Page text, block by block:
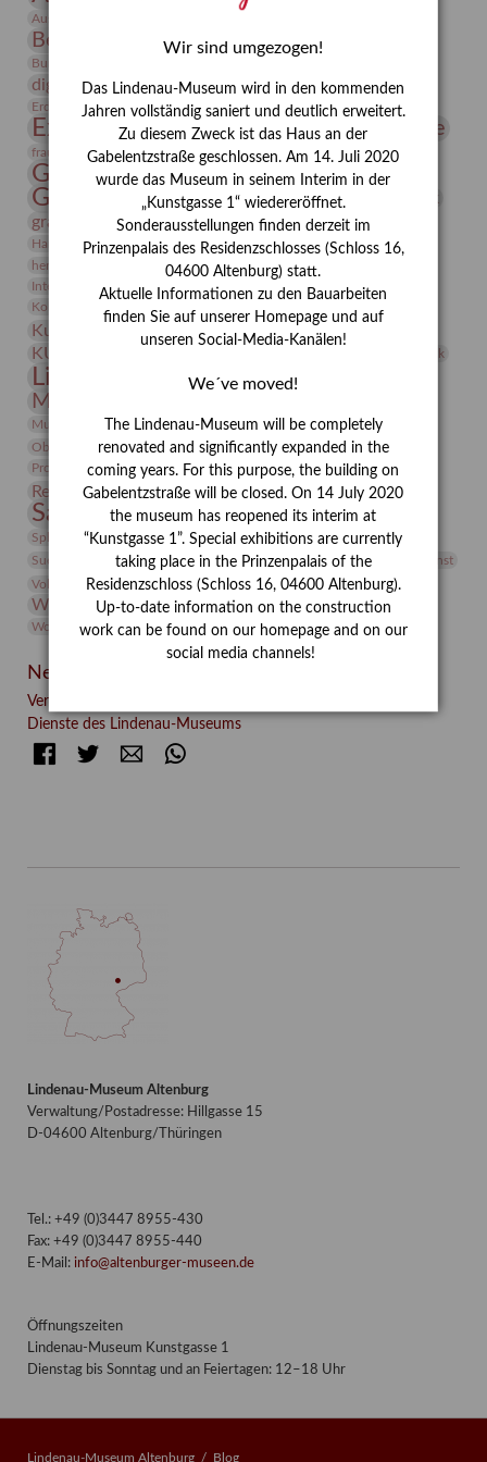
Ausstellung „Vier Winde“
Bernhard August von Lindenau
Burg Posterstein
digitallabor Entartete Kunst
Enteignung
Erdmann Julius Dietrich
Erlebnisportal estrusker Exlibris
Expressionismus Festrede Florenz Fotografie
frauen Frauen in der Antike und heute
Gerhard-Altenbourg-Preis
Gerhard Altenbourg
Gerhard Kurt Müller
grafische sammlung griechische Mythologie
Hanns-Conon von der Gabelentz Heinrich Kirchhoff Heldinnen
herman de vries Humboldt
Insekten
Integriertes Schädlingsmanagement
Jahresempfang
Kolosseum
Kunst
Kunstmuseum Kunstvermittlung Kunst von Kühl
KUNSTWAND Künstler Lehmbruck
Lindenau-Museum Marstall
Museumsgeschichte
Museumspädagogik Mäzen Napoleon Natur
Neue Remise
Objekt im Fokus
Paul Klee Peter Schnürpel Phelloplastik
Pohlhof
Provenienz
Provenienzforschung
Restaurierung Restitution Rudi Lesser Ruth Wolf-Rehfeld
Sammlung Samstagszeichner Skulptur
Sonderausstellung
Sphinx
studio Studio Bildende Kunst
studioDIGITAL
Suermondt-Ludwig-Museum
Vermittlung Video
Videokunst
Volontariat
Walter Rheiner Weihnachten Werefkin
Werkbetrachtung Winter Wissenschaft
Wolf and Dog
Wolf und Hund
Zirkuswoche
Neueste Beiträge
Verschenkt, verkauft, vergessen? – Kunstdetektivinnen im
Dienste des Lindenau-Museums
FacebookTwitter E-mail
Lindenau-Museum Altenburg
Verwaltung/Postadresse: Hillgasse 15
D-04600 Altenburg/Thüringen
Tel.: +49 (0)3447 8955-430
Fax: +49 (0)3447 8955-440
E-Mail: info@altenburger-museen.de
Öffnungszeiten
Lindenau-Museum Kunstgasse 1
Dienstag bis Sonntag und an Feiertagen: 12–18 Uhr
Lindenau-Museum Altenburg Blog
Wir sind umgezogen!
Das Lindenau-Museum wird in den kommenden
Jahren vollständig saniert und deutlich erweitert.
Zu diesem Zweck ist das Haus an der
Gabelentzstraße geschlossen. Am 14. Juli 2020
wurde das Museum in seinem Interim in der
„Kunstgasse 1“ wiedereröffnet.
Sonderausstellungen finden derzeit im
Prinzenpalais des Residenzschlosses (Schloss 16,
04600 Altenburg) statt.
Aktuelle Informationen zu den Bauarbeiten
finden Sie auf unserer Homepage und auf
unseren Social-Media-Kanälen!
We´ve moved!
The Lindenau-Museum will be completely
renovated and significantly expanded in the
coming years. For this purpose, the building on
Gabelentzstraße will be closed. On 14 July 2020
the museum has reopened its interim at
“Kunstgasse 1”. Special exhibitions are currently
taking place in the Prinzenpalais of the
Residenzschloss (Schloss 16, 04600 Altenburg).
Up-to-date information on the construction
work can be found on our homepage and on our
social media channels!